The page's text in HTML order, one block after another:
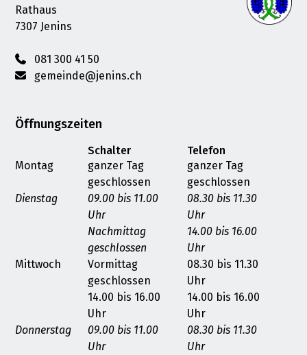
Rathaus
7307 Jenins
081 300 41 50
gemeinde@jenins.ch
Öffnungszeiten
Schalter
Telefon
Montag
ganzer Tag
geschlossen
ganzer Tag
geschlossen
Dienstag
09.00 bis 11.00
Uhr
08.30 bis 11.30
Uhr
Nachmittag
geschlossen
14.00 bis 16.00
Uhr
Mittwoch
Vormittag
geschlossen
08.30 bis 11.30
Uhr
14.00 bis 16.00
Uhr
14.00 bis 16.00
Uhr
Donnerstag
09.00 bis 11.00
Uhr
08.30 bis 11.30
Uhr